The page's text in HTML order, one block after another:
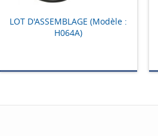
LOT D'ASSEMBLAGE (Modèle :
H064A)